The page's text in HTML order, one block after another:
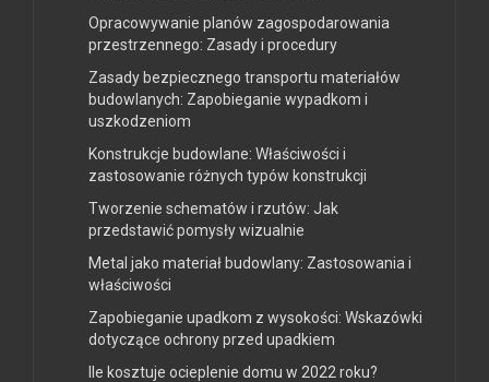
Opracowywanie planów zagospodarowania
przestrzennego: Zasady i procedury
Zasady bezpiecznego transportu materiałów
budowlanych: Zapobieganie wypadkom i
uszkodzeniom
Konstrukcje budowlane: Właściwości i
zastosowanie różnych typów konstrukcji
Tworzenie schematów i rzutów: Jak
przedstawić pomysły wizualnie
Metal jako materiał budowlany: Zastosowania i
właściwości
Zapobieganie upadkom z wysokości: Wskazówki
dotyczące ochrony przed upadkiem
Ile kosztuje ocieplenie domu w 2022 roku?